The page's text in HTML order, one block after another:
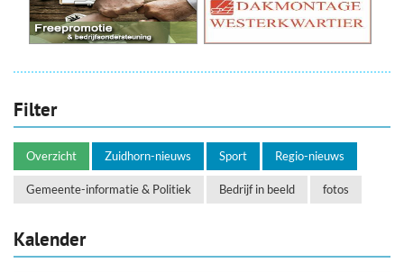
Filter
Overzicht Zuidhorn-nieuws Sport Regio-nieuws
Gemeente-informatie & Politiek Bedrijf in beeld fotos
Kalender